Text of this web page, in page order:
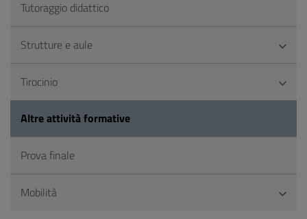
Tutoraggio didattico
Strutture e aule
Tirocinio
Altre attività formative
Prova finale
Mobilità